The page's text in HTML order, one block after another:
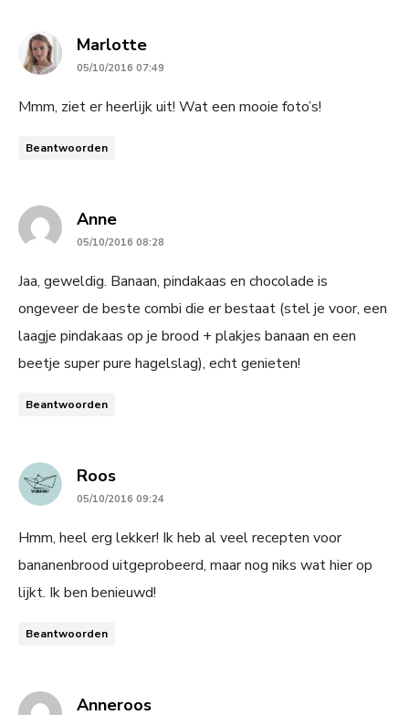
Marlottesays:
05/10/2016 07:49
Mmm, ziet er heerlijk uit! Wat een mooie foto’s!
Beantwoorden
Annesays:
05/10/2016 08:28
Jaa, geweldig. Banaan, pindakaas en chocolade is
ongeveer de beste combi die er bestaat (stel je voor, een
laagje pindakaas op je brood + plakjes banaan en een
beetje super pure hagelslag), echt genieten!
Beantwoorden
Roossays:
05/10/2016 09:24
Hmm, heel erg lekker! Ik heb al veel recepten voor
bananenbrood uitgeprobeerd, maar nog niks wat hier op
lijkt. Ik ben benieuwd!
Beantwoorden
Anneroossays: